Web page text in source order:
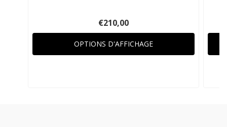
€210,00
OPTIONS D'AFFICHAGE